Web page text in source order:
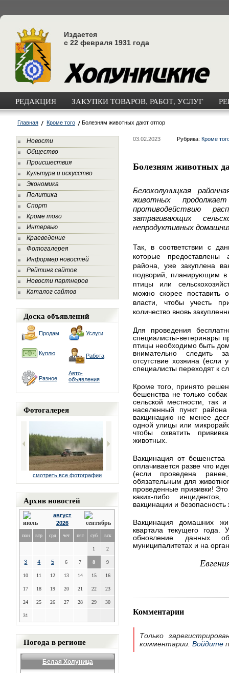
Издается
с 22 февраля 1931 года
РЕДАКЦИЯ ЗАКУПКИ ТОВАРОВ, РАБОТ, УСЛУГ
Главная Кроме того Болезням животных дают отпор
Новости
Общество
Происшествия
Культура и искусство
Экономика
Политика
Спорт
Кроме того
Интервью
Краеведение
Фотогалерея
Информер новостей
Рейтинг сайтов
Новости партнеров
Каталог сайтов
Доска объявлений
Продам Услуги
Куплю Работа
Разное
Авто-
объявления
Фотогалерея
смотреть все фотографии
Архив новостей
август
2026
пон втр срд чет пят суб вск
1 2
3 4 5 6 7 8 9
10 11 12 13 14 15 16
17 18 19 20 21 22 23
24 25 26 27 28 29 30
31
Погода в регионе
Белая Холуница
03.02.2023 Рубрика: Кроме
Болезням животных
Белохолуницкая
животных
противодействию
затрагивающих
непродуктивных
Так, в соответствии с
которые предоставлены
района, уже закуплена
подворий, планирующим в
птицы или
можно скорее поставить
власти, чтобы учесть
количество вновь
Для проведения
специалисты-ветеринары
птицы необходимо быть
внимательно следить
отсутствие хозяина (если
специалисты переходят к
Кроме того, принято
бешенства не только
сельской местности, так
населенный пункт
вакцинацию не менее
одной улицы или
чтобы охватить
животных.
Вакцинация от бешенства
оплачивается разве что
(если проведена
обязательным для
проведенные прививки!
каких-либо
вакцинации и безопасность
Вакцинация домашних
квартала текущего
обновление данных
муниципалитетах и на
Комментарии
Только
комментарии. Войдите